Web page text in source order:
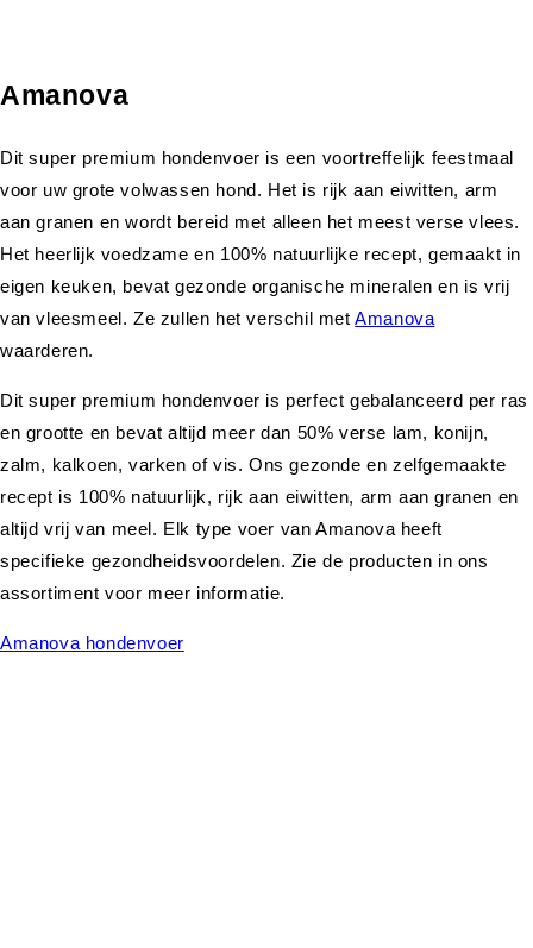
Amanova
Dit super premium hondenvoer is een voortreffelijk feestmaal
voor uw grote volwassen hond. Het is rijk aan eiwitten, arm
aan granen en wordt bereid met alleen het meest verse vlees.
Het heerlijk voedzame en 100% natuurlijke recept, gemaakt in
eigen keuken, bevat gezonde organische mineralen en is vrij
van vleesmeel. Ze zullen het verschil metAmanova
waarderen.
Dit super premium hondenvoer is perfect gebalanceerd per ras
en grootte en bevat altijd meer dan 50% verse lam, konijn,
zalm, kalkoen, varken of vis. Ons gezonde en zelfgemaakte
recept is 100% natuurlijk, rijk aan eiwitten, arm aan granen en
altijd vrij van meel. Elk type voer van Amanova heeft
specifieke gezondheidsvoordelen. Zie de producten in ons
assortiment voor meer informatie.
Amanova hondenvoer